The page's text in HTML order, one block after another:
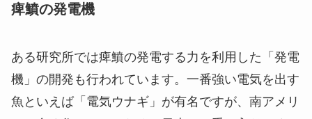
痺鱝の発電機
ある研究所では痺鱝の発電する力を利用した「発電
機」の開発も行われています。一番強い電気を出す
魚といえば「電気ウナギ」が有名ですが、南アメリ